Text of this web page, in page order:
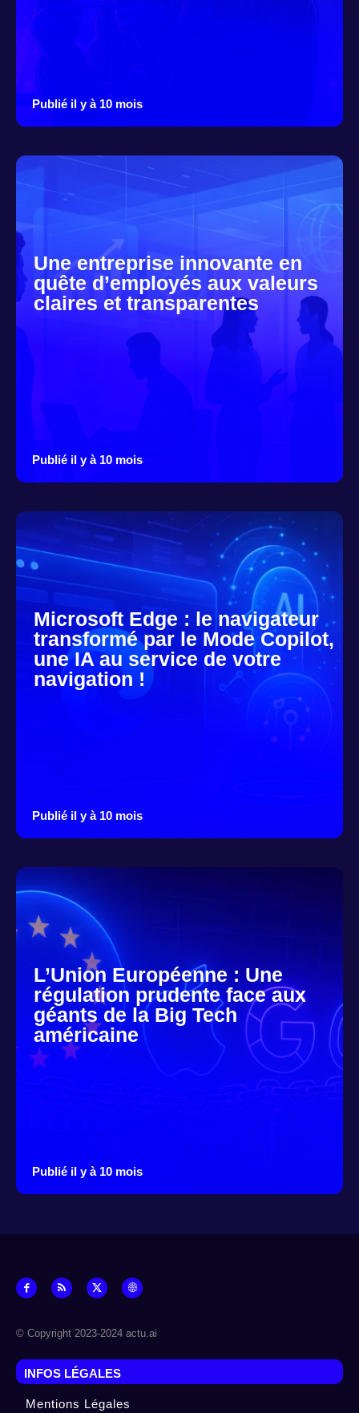
Publié il y à 10 mois
Une entreprise innovante en
quête d’employés aux valeurs
claires et transparentes
Publié il y à 10 mois
Microsoft Edge : le navigateur
transformé par le Mode Copilot,
une IA au service de votre
navigation !
Publié il y à 10 mois
L’Union Européenne : Une
régulation prudente face aux
géants de la Big Tech
américaine
Publié il y à 10 mois
© Copyright 2023-2024 actu.ai
INFOS LÉGALES
Mentions Légales